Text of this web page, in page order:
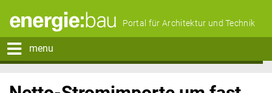
Portal für Architektur und Technik
menu